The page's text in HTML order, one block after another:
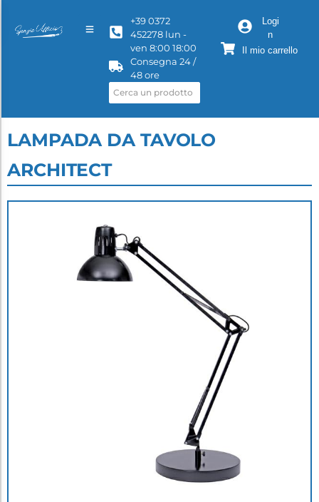
+39 0372
452278 lun -
ven 8:00 18:00
Consegna 24 /
48 ore
Logi
n
Il mio carrello
LAMPADA DA TAVOLO
ARCHITECT